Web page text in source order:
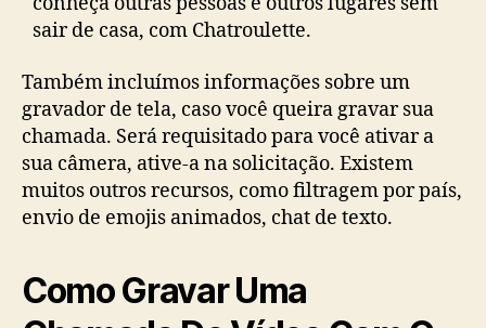
sair de casa, com Chatroulette.
Também incluímos informações sobre um
gravador de tela, caso você queira gravar sua
chamada. Será requisitado para você ativar a
sua câmera, ative-a na solicitação. Existem
muitos outros recursos, como filtragem por país,
envio de emojis animados, chat de texto.
Como Gravar Uma